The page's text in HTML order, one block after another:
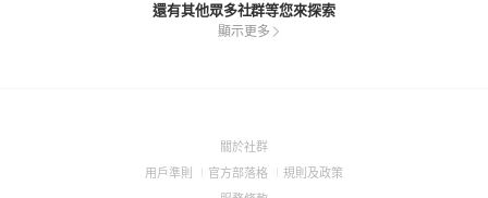
還有其他眾多社群等您來探索
顯示更多
關於社群(Open
用戶準則
(Open
官方部落格
(Open
規則及政策(Open